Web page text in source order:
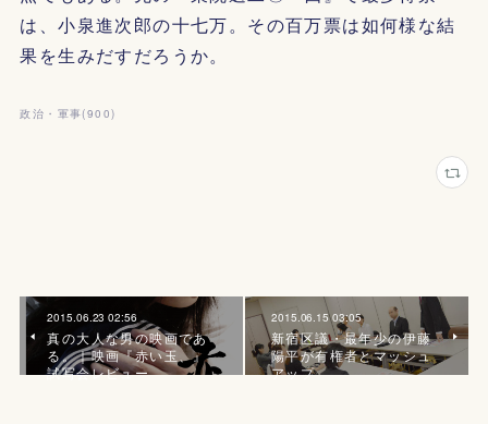
は、小泉進次郎の十七万。その百万票は如何様な結
果を生みだすだろうか。
政治・軍事(900)
2015.06.23 02:56
真の大人な男の映画であ
る。｜映画『赤い玉、』
試写会レビュー
2015.06.15 03:05
新宿区議・最年少の伊藤
陽平が有権者とマッシュ
アップ